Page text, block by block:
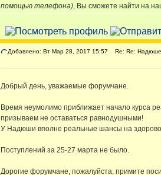
помощью телефона), Вы сможете найти на
Добавлено: Вт Мар 28, 2017 15:57 Re: Re: Надюше
Добрый день, уважаемые форумчане.
Время неумолимо приближает начало курса
призываем не оставаться равнодушными!
У Надюши вполне реальные шансы на
Поступлений за 25-27 марта не было.
Дорогие форумчане, пожалуйста, примите